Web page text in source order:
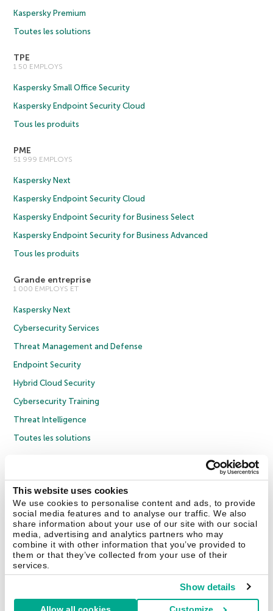
This website uses cookies
We use cookies to personalise content and ads, to provide
social media features and to analyse our traffic. We also
share information about your use of our site with our social
media, advertising and analytics partners who may
combine it with other information that you’ve provided to
them or that they’ve collected from your use of their
services.
Show details
Kaspersky Premium
Toutes les solutions
TPE
1 50 EMPLOYS
Kaspersky Small Office Security
Kaspersky Endpoint Security Cloud
Tous les produits
PME
51 999 EMPLOYS
Kaspersky Next
Kaspersky Endpoint Security Cloud
Kaspersky Endpoint Security for Business Select
Kaspersky Endpoint Security for Business Advanced
Tous les produits
Grande entreprise
1 000 EMPLOYS ET
Kaspersky Next
Cybersecurity Services
Threat Management and Defense
Endpoint Security
Hybrid Cloud Security
Cybersecurity Training
Threat Intelligence
Toutes les solutions
Politique de confidentialité
Contrat de licence entreprises
Cookies
Nous contacter À propos Partenaires Blog Communiqués de presse
Securelist Eugene Personal Blog Encyclopédie de Kaspersky